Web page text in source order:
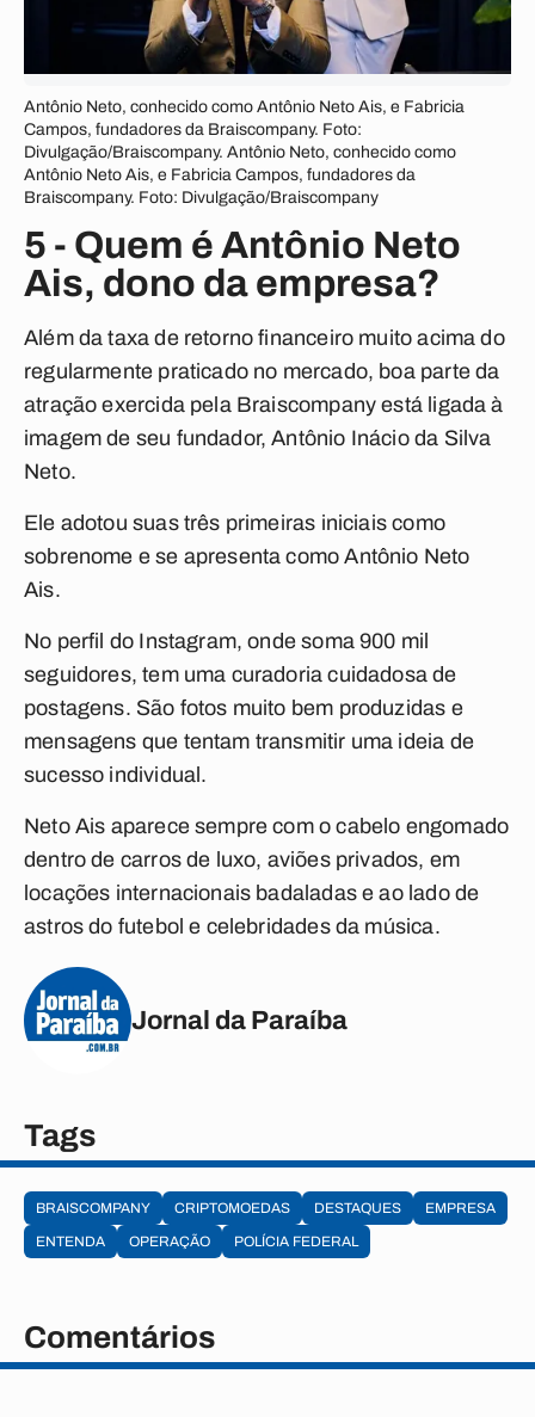
Antônio Neto, conhecido como Antônio Neto Ais, e Fabricia
Campos, fundadores da Braiscompany. Foto:
Divulgação/Braiscompany. Antônio Neto, conhecido como
Antônio Neto Ais, e Fabricia Campos, fundadores da
Braiscompany. Foto: Divulgação/Braiscompany
5 - Quem é Antônio Neto
Ais, dono da empresa?
Além da taxa de retorno financeiro muito acima do
regularmente praticado no mercado, boa parte da
atração exercida pela Braiscompany está ligada à
imagem de seu fundador, Antônio Inácio da Silva
Neto.
Ele adotou suas três primeiras iniciais como
sobrenome e se apresenta como Antônio Neto
Ais.
No perfil do Instagram, onde soma 900 mil
seguidores, tem uma curadoria cuidadosa de
postagens. São fotos muito bem produzidas e
mensagens que tentam transmitir uma ideia de
sucesso individual.
Neto Ais aparece sempre com o cabelo engomado
dentro de carros de luxo, aviões privados, em
locações internacionais badaladas e ao lado de
astros do futebol e celebridades da música.
Jornal da Paraíba
Tags
BRAISCOMPANY CRIPTOMOEDAS DESTAQUES
EMPRESA
ENTENDA
OPERAÇÃO POLÍCIA FEDERAL
Comentários